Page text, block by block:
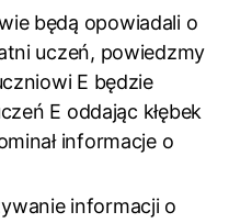
będą opowiadali o
uczeń, powiedzmy
E będzie
E oddając kłębek
informacje o
informacji o